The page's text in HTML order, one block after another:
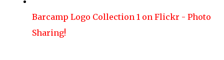
Barcamp Logo Collection 1 on Flickr - Photo
Sharing!